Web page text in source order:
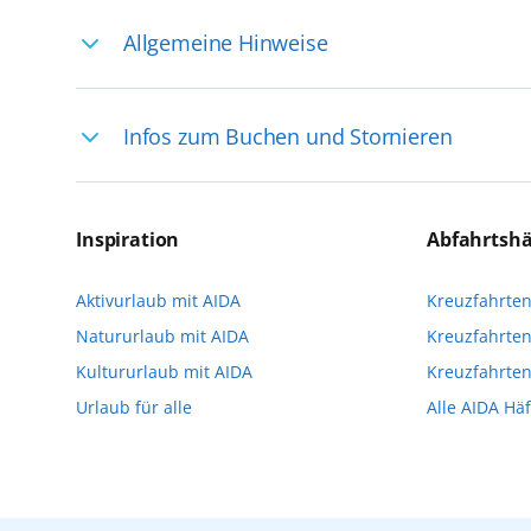
Allgemeine Hinweise
selten, sodass dort englischsprachige
das Reiseerlebnis
Infos zum Buchen und Stornieren
Reservierungsanfrage über aida.de/
Verfügung stehen. Deshalb empfehlen
vorzunehmen.
Inspiration
Aktivurlaub mit AIDA
Natururlaub mit AIDA
Kultururlaub mit AIDA
Urlaub für alle
Alle AIDA